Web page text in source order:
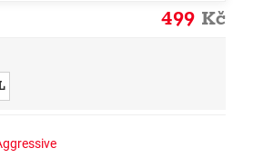
499 Kč